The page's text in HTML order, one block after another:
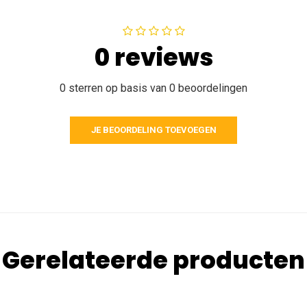
0 reviews
0 sterren op basis van 0 beoordelingen
JE BEOORDELING TOEVOEGEN
Gerelateerde producten